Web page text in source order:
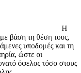
Η
βάση τη θέση τους,
υποδομές και τη
ώστε οι
όφελος τόσο στους